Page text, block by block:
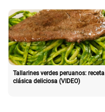
Tallarines verdes peruanos: receta
clásica deliciosa (VIDEO)